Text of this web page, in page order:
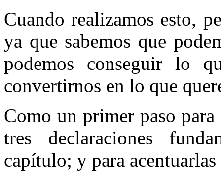
Cuando realizamos esto,
ya que sabemos que
podemos conseguir lo
convertirnos en lo que
Como un primer paso para
tres declaraciones
capítulo; y para